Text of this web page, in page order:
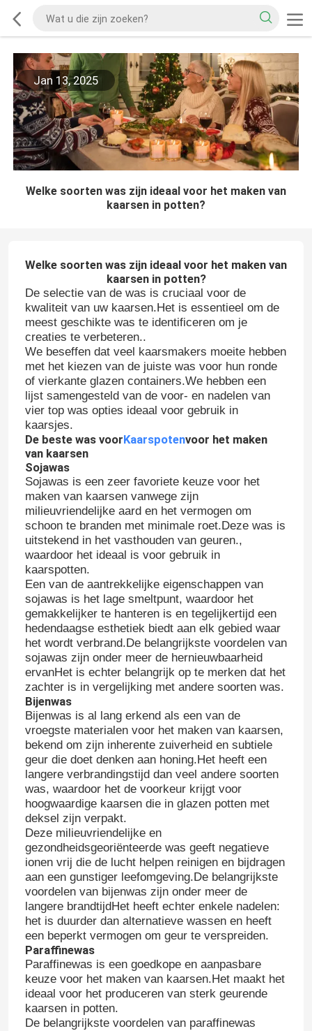
Jan 13, 2025
Welke soorten was zijn ideaal voor het maken van
kaarsen in potten?
Welke soorten was zijn ideaal voor het maken van
kaarsen in potten?
De selectie van de was is cruciaal voor de
kwaliteit van uw kaarsen.Het is essentieel om de
meest geschikte was te identificeren om je
creaties te verbeteren..
We beseffen dat veel kaarsmakers moeite hebben
met het kiezen van de juiste was voor hun ronde
of vierkante glazen containers.We hebben een
lijst samengesteld van de voor- en nadelen van
vier top was opties ideaal voor gebruik in
kaarsjes.
De beste was voorKaarspotenvoor het maken
van kaarsen
Sojawas
Sojawas is een zeer favoriete keuze voor het
maken van kaarsen vanwege zijn
milieuvriendelijke aard en het vermogen om
schoon te branden met minimale roet.Deze was is
uitstekend in het vasthouden van geuren.,
waardoor het ideaal is voor gebruik in
kaarspotten.
Een van de aantrekkelijke eigenschappen van
sojawas is het lage smeltpunt, waardoor het
gemakkelijker te hanteren is en tegelijkertijd een
hedendaagse esthetiek biedt aan elk gebied waar
het wordt verbrand.De belangrijkste voordelen van
sojawas zijn onder meer de hernieuwbaarheid
ervanHet is echter belangrijk op te merken dat het
zachter is in vergelijking met andere soorten was.
Bijenwas
Bijenwas is al lang erkend als een van de
vroegste materialen voor het maken van kaarsen,
bekend om zijn inherente zuiverheid en subtiele
geur die doet denken aan honing.Het heeft een
langere verbrandingstijd dan veel andere soorten
was, waardoor het de voorkeur krijgt voor
hoogwaardige kaarsen die in glazen potten met
deksel zijn verpakt.
Deze milieuvriendelijke en
gezondheidsgeoriënteerde was geeft negatieve
ionen vrij die de lucht helpen reinigen en bijdragen
aan een gunstiger leefomgeving.De belangrijkste
voordelen van bijenwas zijn onder meer de
langere brandtijdHet heeft echter enkele nadelen:
het is duurder dan alternatieve wassen en heeft
een beperkt vermogen om geur te verspreiden.
Paraffinewas
Paraffinewas is een goedkope en aanpasbare
keuze voor het maken van kaarsen.Het maakt het
ideaal voor het produceren van sterk geurende
kaarsen in potten.
De belangrijkste voordelen van paraffinewas